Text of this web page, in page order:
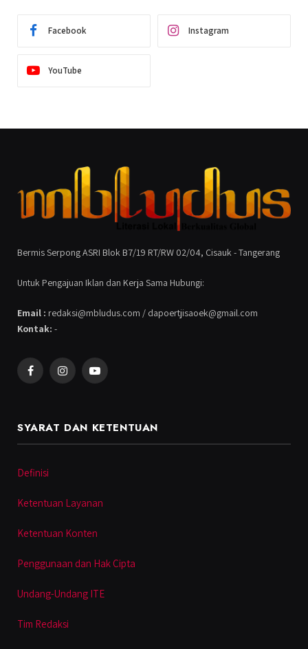
Facebook Instagram
YouTube
Bermis Serpong ASRI Blok B7/19 RT/RW 02/04, Cisauk - Tangerang
Untuk Pengajuan Iklan dan Kerja Sama Hubungi:
Email : redaksi@mbludus.com / dapoertjisaoek@gmail.com
Kontak: -
FacebookInstagramYouTube
SYARAT DAN KETENTUAN
Definisi
Ketentuan Layanan
Ketentuan Konten
Penggunaan dan Hak Cipta
Undang-Undang ITE
Tim Redaksi